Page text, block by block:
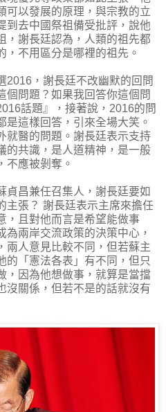
可以發展的原理，與宗教的立
到去中國祭祖備受批評，說他
，謝長廷認為，人類的祖先都
，不用區分是哪裡的祖先。
2016，謝長廷不改幽默的回問
個問題？如果我回答你這個問
話題』，接著說，2016的問
這樣回答，引來全場大笑。
就醫的問題。謝長廷表示支持
的共識，是人道精神，是一般
不應被剝奪。
貞昌兼任召集人，謝長廷要如
主張？ 謝長廷表示主席來擔任
，且對他而言是希望能做事
兩岸交流政策的決策中心，
兩人意見比較不同，但若蘇主
的「憲法各表」有不同，但只
，因為他想做事，就算是當擋
沒關係，但若不是的話就沒有